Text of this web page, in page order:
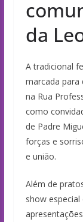
da
A tradicional
marcada para
na Rua
como
de Padre
forças e
e união.
Além de
show